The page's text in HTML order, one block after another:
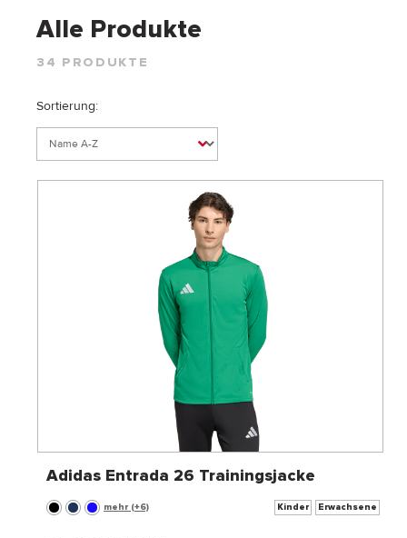
Alle Produkte
34 PRODUKTE
Sortierung:
Adidas Entrada 26 Trainingsjacke
mehr (+6) Kinder Erwachsene